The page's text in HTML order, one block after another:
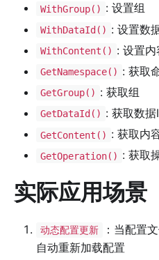
WithGroup() : 设置组
WithDataId() : 设置数
WithContent() : 设置内
GetNamespace() : 获取
GetGroup() : 获取组
GetDataId() : 获取数据
GetContent() : 获取内
GetOperation() : 获取
实际应用场景
动态配置更新
：当配置
自动重新加载配置